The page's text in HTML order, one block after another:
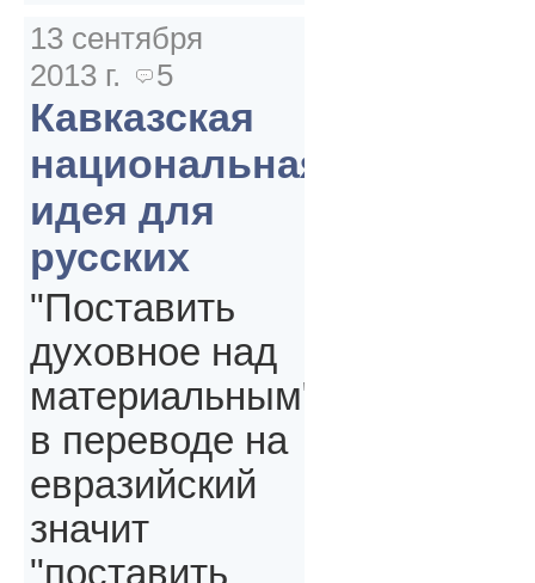
13 сентября
2013 г.
5
Кавказская
национальная
идея для
русских
"Поставить
духовное над
материальным"
в переводе на
евразийский
значит
"поставить